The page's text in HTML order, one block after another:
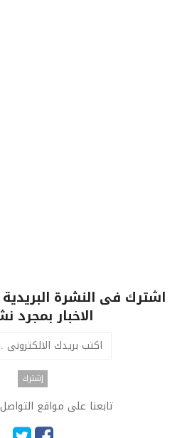
اشترك فى النشرة
الاخبار بمجرد
تابعنا على مواقع